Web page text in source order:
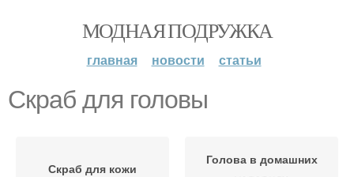
МОДНАЯ ПОДРУЖКА
главная новости статьи
Скраб для головы
Скраб для кожи
Голова в домашних